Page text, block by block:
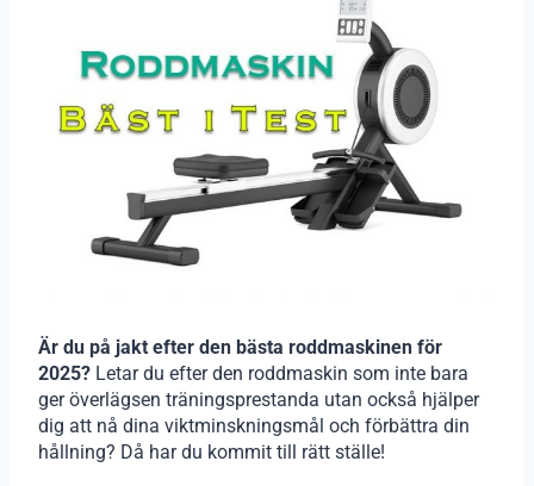
Är du på jakt efter den bästa roddmaskinen för
2025? Letar du efter den roddmaskin som inte bara
ger överlägsen träningsprestanda utan också hjälper
dig att nå dina viktminskningsmål och förbättra din
hållning? Då har du kommit till rätt ställe!